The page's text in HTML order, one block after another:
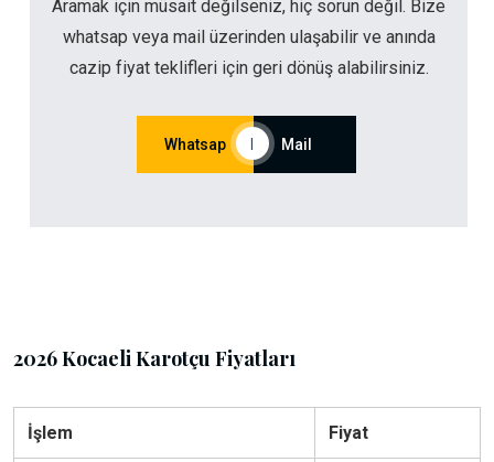
Aramak için müsait değilseniz, hiç sorun değil. Bize
whatsap veya mail üzerinden ulaşabilir ve anında
cazip fiyat teklifleri için geri dönüş alabilirsiniz.
Whatsap Mail
2026 Kocaeli Karotçu Fiyatları
İşlem Fiyat